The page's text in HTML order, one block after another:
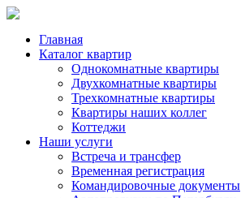
Главная
Каталог квартир
Однокомнатные квартиры
Двухкомнатные квартиры
Трехкомнатные квартиры
Квартиры наших коллег
Коттеджи
Наши услуги
Встреча и трансфер
Временная регистрация
Командировочные документы